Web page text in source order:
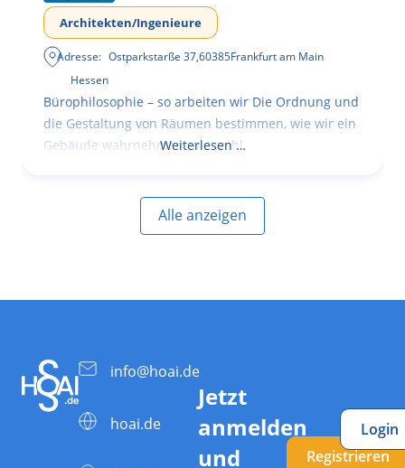
Architekten/Ingenieure
Adresse: Ostparkstarße 37,60385Frankfurt am Main
Hessen
Bürophilosophie – so arbeiten wir Die Ordnung und
die Gestaltung von Räumen bestimmen, wie wir ein
Gebäude wahrnehmen, wie wohl
Weiterlesen …
Alle anzeigen
info@hoai.de
hoai.de
Jetzt
anmelden
und
Registrieren
Login